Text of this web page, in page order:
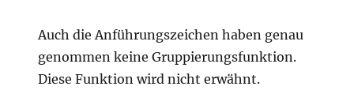
Auch die Anführungszeichen haben genau
genommen keine Gruppierungsfunktion.
Diese Funktion wird nicht erwähnt.